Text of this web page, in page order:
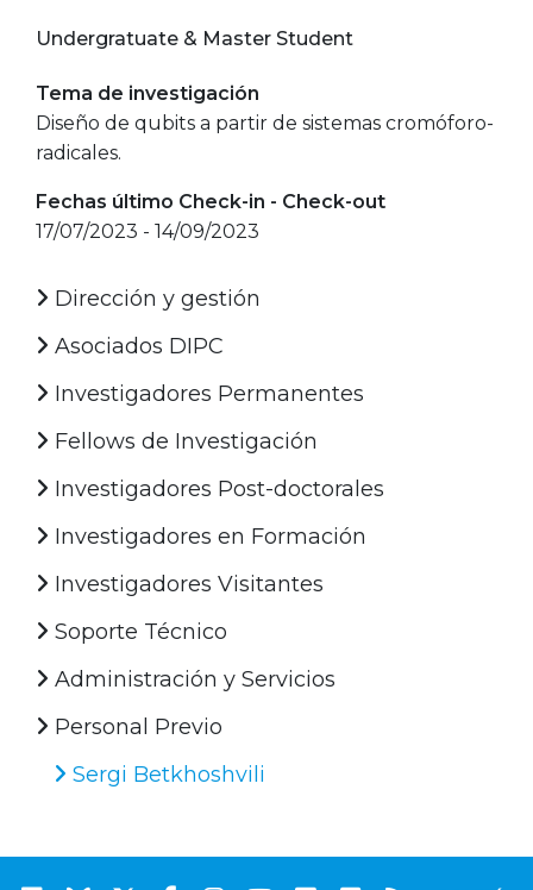
Undergratuate & Master Student
Tema de investigación
Diseño de qubits a partir de sistemas cromóforo-
radicales.
Fechas último Check-in - Check-out
17/07/2023 - 14/09/2023
Dirección y gestión
Asociados DIPC
Investigadores Permanentes
Fellows de Investigación
Investigadores Post-doctorales
Investigadores en Formación
Investigadores Visitantes
Soporte Técnico
Administración y Servicios
Personal Previo
Sergi Betkhoshvili